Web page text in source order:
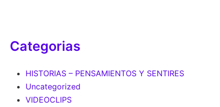
Categorias
HISTORIAS – PENSAMIENTOS Y SENTIRES
Uncategorized
VIDEOCLIPS